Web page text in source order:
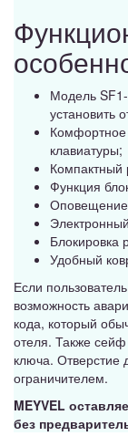
Модель
установить
клавиатуры;
Компактный
Функция
Оповещение
Блокировка
Удобный
Если
возможность
кода, который
отеля. Также
ключа. Отверстие
ограничителем.
MEYVEL
без